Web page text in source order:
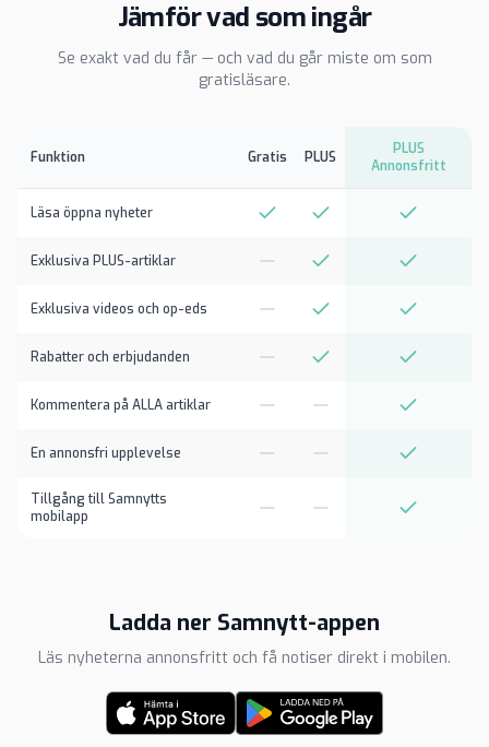
Jämför vad som ingår
Se exakt vad du får — och vad du går miste om som
gratisläsare.
Funktion Gratis PLUS
PLUS
Annonsfritt
Läsa öppna nyheter
Exklusiva PLUS-artiklar
Exklusiva videos och op-eds
Rabatter och erbjudanden
Kommentera på ALLA artiklar
En annonsfri upplevelse
Tillgång till Samnytts
mobilapp
Ladda ner Samnytt-appen
Läs nyheterna annonsfritt och få notiser direkt i mobilen.